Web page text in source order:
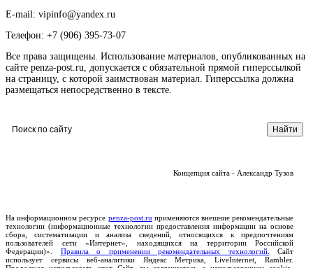
E-mail: vipinfo@yandex.ru
Телефон: +7 (906) 395-73-07
Все права защищены. Использование материалов, опубликованных на
сайте penza-post.ru, допускается с обязательной прямой гиперссылкой
на страницу, с которой заимствован материал. Гиперссылка должна
размещаться непосредственно в тексте.
Концепция сайта - Александр Тузов
На информационном ресурсе penza-post.ru применяются внешние рекомендательные
технологии (информационные технологии предоставления информации на основе
сбора, систематизации и анализа сведений, относящихся к предпочтениям
пользователей сети «Интернет», находящихся на территории Российской
Федерации)». Правила о применении рекомендательных технологий.
Сайт
использует сервисы веб-аналитики Яндекс Метрика, LiveInternet, Rambler.